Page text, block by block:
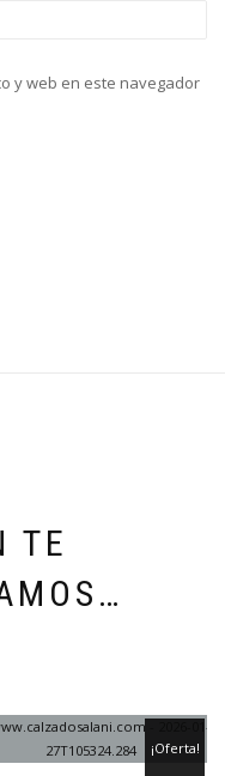
y web en este navegador
TE
¡Oferta!